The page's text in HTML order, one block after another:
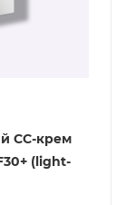
СС-крем
(light-